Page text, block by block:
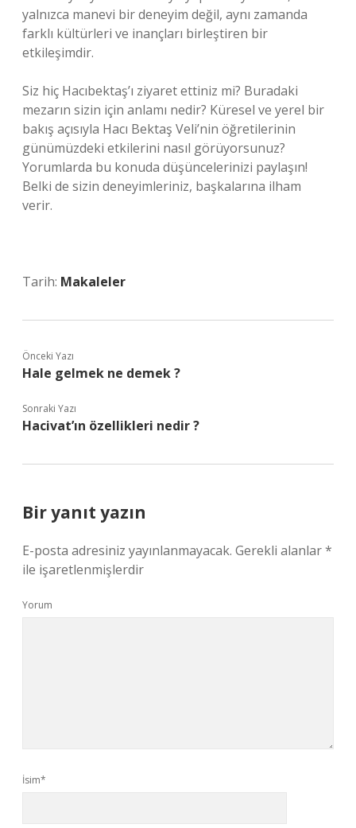
yalnızca manevi bir deneyim değil, aynı zamanda
farklı kültürleri ve inançları birleştiren bir
etkileşimdir.
Siz hiç Hacıbektaş’ı ziyaret ettiniz mi? Buradaki
mezarın sizin için anlamı nedir? Küresel ve yerel bir
bakış açısıyla Hacı Bektaş Veli’nin öğretilerinin
günümüzdeki etkilerini nasıl görüyorsunuz?
Yorumlarda bu konuda düşüncelerinizi paylaşın!
Belki de sizin deneyimleriniz, başkalarına ilham
verir.
Tarih: Makaleler
Önceki Yazı
Hale gelmek ne demek ?
Sonraki Yazı
Hacivat’ın özellikleri nedir ?
Bir yanıt yazın
E-posta adresiniz yayınlanmayacak. Gerekli alanlar*
ile işaretlenmişlerdir
Yorum
İsim*